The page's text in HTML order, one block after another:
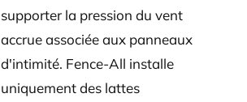
supporter la pression du vent
accrue associée aux panneaux
d'intimité. Fence-All installe
uniquement des lattes